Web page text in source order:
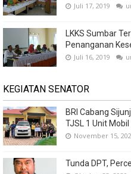
Juli 17, 2019
LKKS Sumbar
Penanganan
Juli 16, 2019
KEGIATAN SENATOR
BRI Cabang
TJSL 1 Unit
November 15,
Tunda DPT,